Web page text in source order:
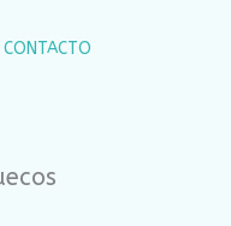
CONTACTO